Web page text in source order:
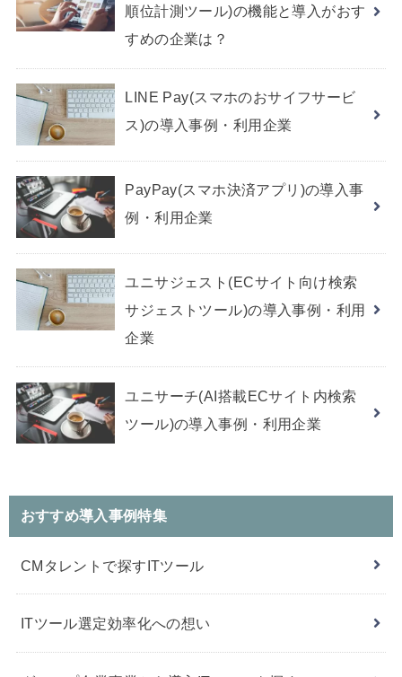
順位計測ツール)の機能と導入がおす
すめの企業は？
LINE Pay(スマホのおサイフサービ
ス)の導入事例・利用企業
PayPay(スマホ決済アプリ)の導入事
例・利用企業
ユニサジェスト(ECサイト向け検索
サジェストツール)の導入事例・利用
企業
ユニサーチ(AI搭載ECサイト内検索
ツール)の導入事例・利用企業
おすすめ導入事例特集
CMタレントで探すITツール
ITツール選定効率化への想い